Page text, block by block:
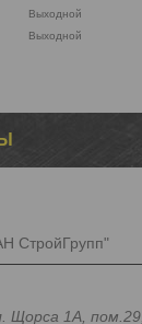
Выходной
Выходной
СтройГрупп"
Щорса 1А, пом.29,